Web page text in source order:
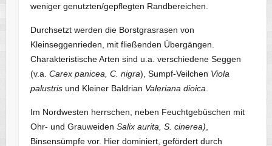
weniger genutzten/gepflegten Randbereichen.
Durchsetzt werden die Borstgrasrasen von
Kleinseggenrieden, mit fließenden Übergängen.
Charakteristische Arten sind u.a. verschiedene Seggen
(v.a.Carex panicea, C. nigra), Sumpf-Veilchen Viola
palustris und Kleiner Baldrian Valeriana dioica
Im Nordwesten herrschen, neben Feuchtgebüschen mit
Ohr- und GrauweidenSalix aurita, S. cinerea)
Binsensümpfe vor. Hier dominiert, gefördert durch